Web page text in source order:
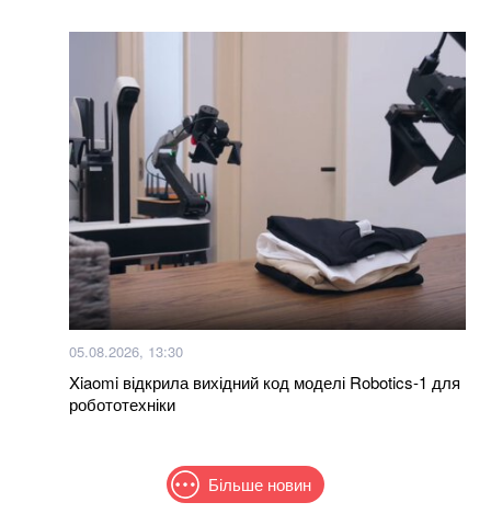
05.08.2026, 13:30
Xiaomi відкрила вихідний код моделі Robotics-1 для
робототехніки
Більше новин